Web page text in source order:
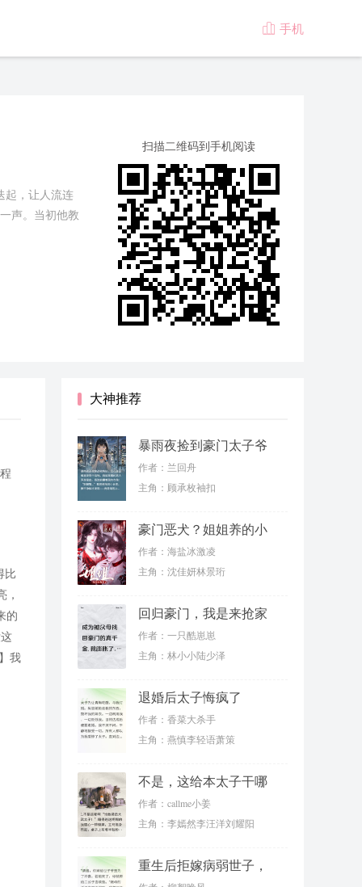
 手机
起，让人流连
声。当初他教
扫描二维码到手机阅读
比
，
的
我
大神推荐
暴雨夜捡到豪门太子爷
作者：兰回舟
主角：顾承枚袖扣
豪门恶犬？姐姐养的小
狗罢了
作者：海盐冰激凌
主角：沈佳妍林景珩
回归豪门，我是来抢家
产的
作者：一只酷崽崽
主角：林小小陆少泽
退婚后太子悔疯了
作者：香菜大杀手
主角：燕慎李轻语萧策
不是，这给本太子干哪
来了？
作者：callme小姜
主角：李嫣然李汪洋刘耀阳
重生后拒嫁病弱世子，
我成太子妃